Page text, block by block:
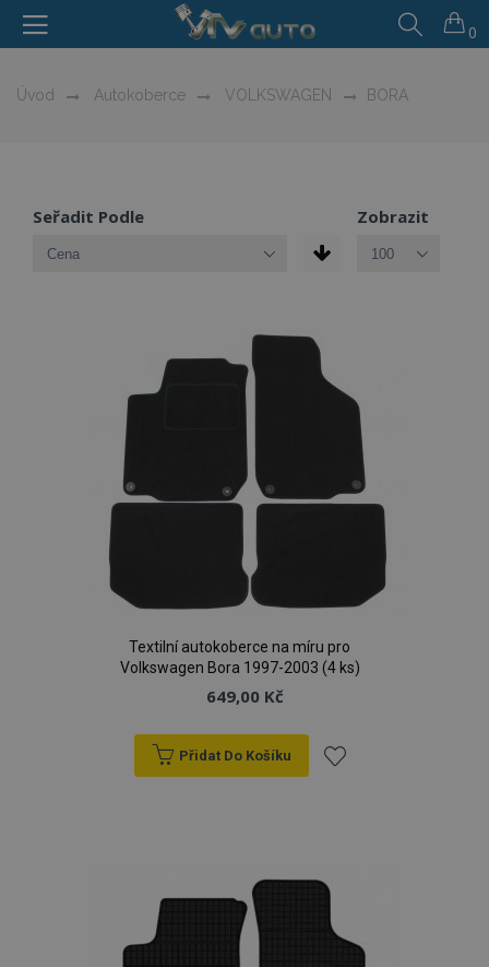
0
Úvod Autokoberce VOLKSWAGEN BORA
Seřadit Podle Zobrazit
Textilní autokoberce na míru pro
Volkswagen Bora 1997-2003 (4 ks)
649,00 Kč
Přidat Do Košíku
oblíbeným